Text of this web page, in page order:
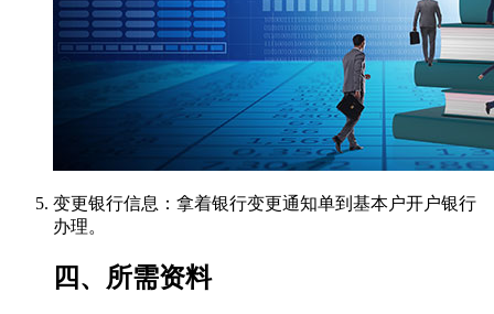
变更银行信息：拿着银行变更通知单到基本户开户银行
办理。
四、所需资料